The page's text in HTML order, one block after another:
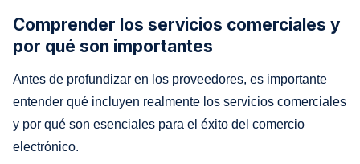
Comprender los servicios comerciales y
por qué son importantes
Antes de profundizar en los proveedores, es importante
entender qué incluyen realmente los servicios comerciales
y por qué son esenciales para el éxito del comercio
electrónico.